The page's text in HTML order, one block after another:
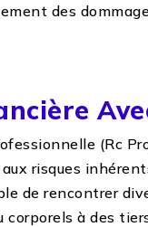
des
(Rc
risques
de rencontrer
à des